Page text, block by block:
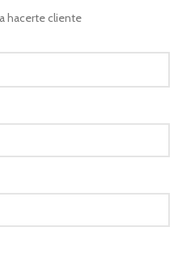
hacerte cliente